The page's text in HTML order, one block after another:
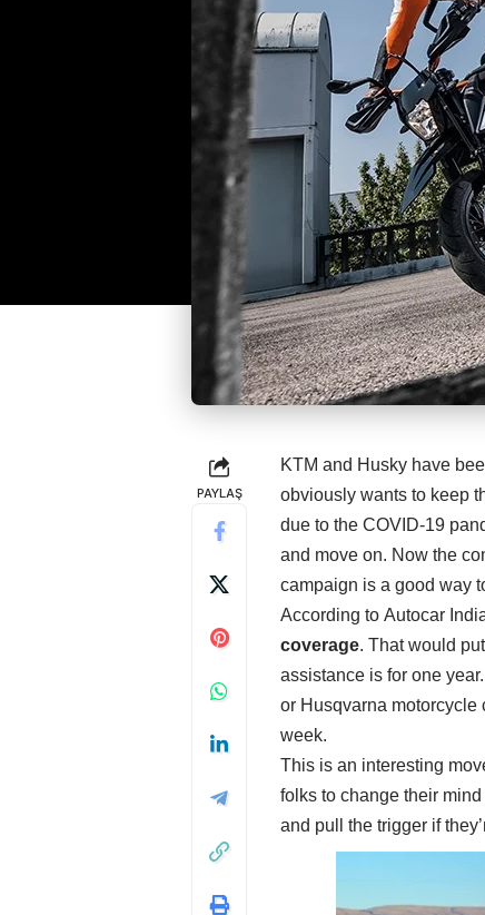
PAYLAŞ
KTM and Husky have
obviously wants to keep
due to the COVID-19
and move on. Now the
campaign is a good way
According to Autocar
coverage. That would
assistance is for one
or Husqvarna
week.
This is an interesting
folks to change their
and pull the trigger if